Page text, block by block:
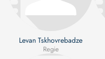
Levan Tskhovrebadze
Regie